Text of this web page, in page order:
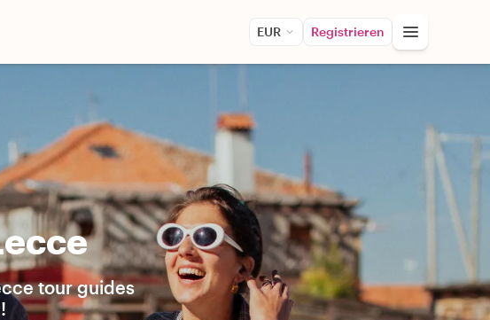
EUR Registrieren
tour guides